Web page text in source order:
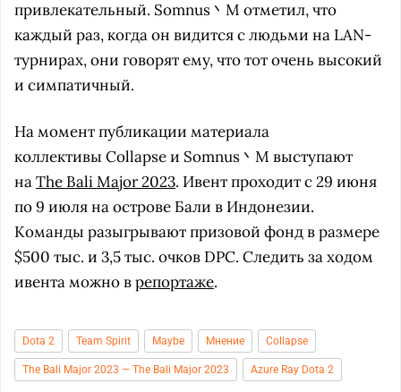
привлекательный. Somnus丶M отметил, что
каждый раз, когда он видится с людьми на LAN-
турнирах, они говорят ему, что тот очень высокий
и симпатичный.
На момент публикации материала
коллективы Collapse и Somnus丶M выступают
наThe Bali Major 2023. Ивент проходит с 29 июня
по 9 июля на острове Бали в Индонезии.
Команды разыгрывают призовой фонд в размере
$500 тыс. и 3,5 тыс. очков DPC. Следить за ходом
ивента можно врепортаже.
Dota 2 Team Spirit Maybe Мнение Collapse
The Bali Major 2023 — The Bali Major 2023 Azure Ray Dota 2